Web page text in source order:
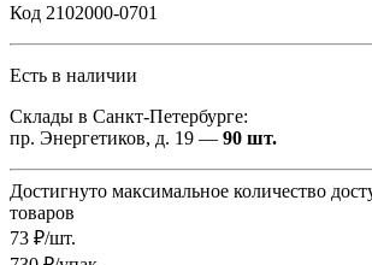
Код 2102000-0701
Есть в наличии
Склады в Санкт-Петербурге:
пр. Энергетиков, д. 19 — 90 шт.
Достигнуто максимальное количество
товаров
73 ₽/шт.